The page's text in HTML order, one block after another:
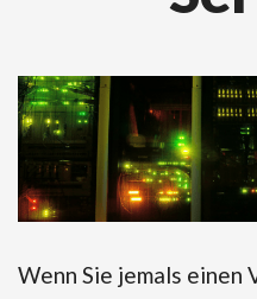
Wenn Sie jemals